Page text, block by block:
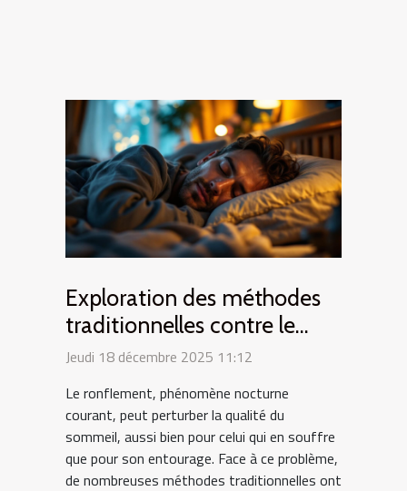
Exploration des méthodes
traditionnelles contre le
ronflement
Jeudi 18 décembre 2025 11:12
Le ronflement, phénomène nocturne
courant, peut perturber la qualité du
sommeil, aussi bien pour celui qui en souffre
que pour son entourage. Face à ce problème,
de nombreuses méthodes traditionnelles ont